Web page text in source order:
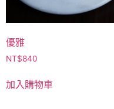
優雅
NT$840
加入購物車